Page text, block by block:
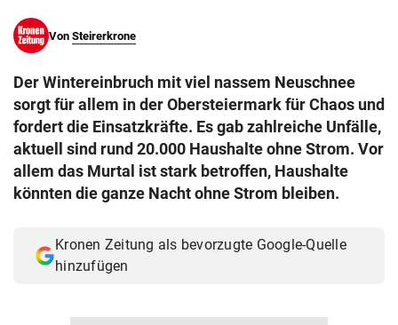
search
eingeben
Muthgasse 2, 1190 Wien
Von Steirerkrone
Der Wintereinbruch mit viel nassem Neuschnee
sorgt für allem in der Obersteiermark für Chaos und
fordert die Einsatzkräfte. Es gab zahlreiche Unfälle,
aktuell sind rund 20.000 Haushalte ohne Strom. Vor
allem das Murtal ist stark betroffen, Haushalte
könnten die ganze Nacht ohne Strom bleiben.
Kronen Zeitung als bevorzugte Google-Quelle
hinzufügen